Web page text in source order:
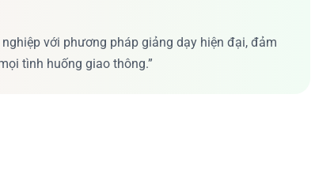
với phương pháp giảng dạy hiện đại, đảm
tình huống giao thông.”